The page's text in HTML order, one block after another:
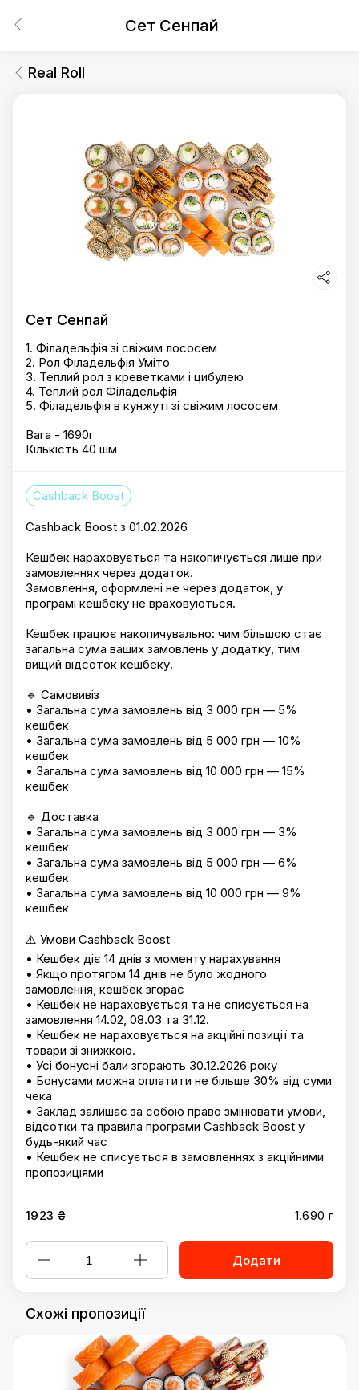
Сет Сенпай
Real Roll
Сет Сенпай
1. Філадельфія зі свіжим лососем
2. Рол Філадельфія Уміто
3. Теплий рол з креветками і цибулею
4. Теплий рол Філадельфія
5. Філадельфія в кунжуті зі свіжим лососем
Вага - 1690г
Кількість 40 шм
Cashback Boost
Cashback Boost з 01.02.2026
Кешбек нараховується та накопичується лише при
замовленнях через додаток.
Замовлення, оформлені не через додаток, у
програмі кешбеку не враховуються.
Кешбек працює накопичувально: чим більшою стає
загальна сума ваших замовлень у додатку, тим
вищий відсоток кешбеку.
🔹 Самовивіз
• Загальна сума замовлень від 3 000 грн — 5%
кешбек
• Загальна сума замовлень від 5 000 грн — 10%
кешбек
• Загальна сума замовлень від 10 000 грн — 15%
кешбек
🔹 Доставка
• Загальна сума замовлень від 3 000 грн — 3%
кешбек
• Загальна сума замовлень від 5 000 грн — 6%
кешбек
• Загальна сума замовлень від 10 000 грн — 9%
кешбек
⚠️ Умови Cashback Boost
• Кешбек діє 14 днів з моменту нарахування
• Якщо протягом 14 днів не було жодного
замовлення, кешбек згорає
• Кешбек не нараховується та не списується на
замовлення 14.02, 08.03 та 31.12.
• Кешбек не нараховується на акційні позиції та
товари зі знижкою.
• Усі бонусні бали згорають 30.12.2026 року
• Бонусами можна оплатити не більше 30% від суми
чека
• Заклад залишає за собою право змінювати умови,
відсотки та правила програми Cashback Boost у
будь-який час
• Кешбек не списується в замовленнях з акційними
пропозиціями
1923 ₴ 1.690 г
Додати
Схожі пропозиції